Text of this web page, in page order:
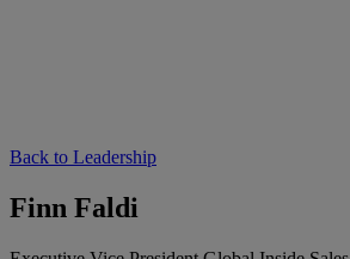
Back to Leadership
Finn Faldi